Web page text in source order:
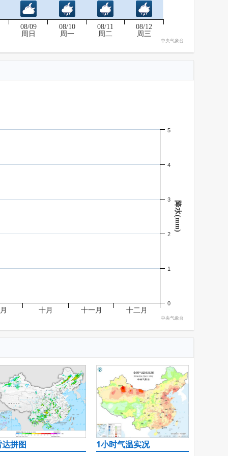
08/09
周日
08/10
周一
08/11
周二
08/12
周三
中央气象台
降水(mm)
十月 十一月 十二月
0
1
2
3
4
5
中央气象台
拼图 1小时气温实况